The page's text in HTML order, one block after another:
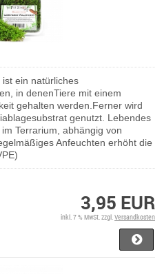
ist ein natürliches
in denenTiere mit einem
gehalten werden.Ferner wird
genutzt. Lebendes
Terrarium, abhängig von
Anfeuchten erhöht die
3,95 EUR
inkl. 7 % MwSt. zzgl.Versandkosten